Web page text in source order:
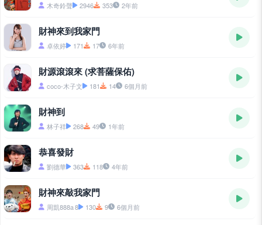
木奇鈴聲 2946 353 2年前
財神來到我家門
卓依婷 171 17 6年前
財源滾滾來 (求菩薩保佑)
coco-木子文 181 14 6個月前
財神到
林子祥 268 49 1年前
恭喜發財
劉德華 363 118 4年前
財神來敲我家門
周凱888a 8 130 9 6個月前